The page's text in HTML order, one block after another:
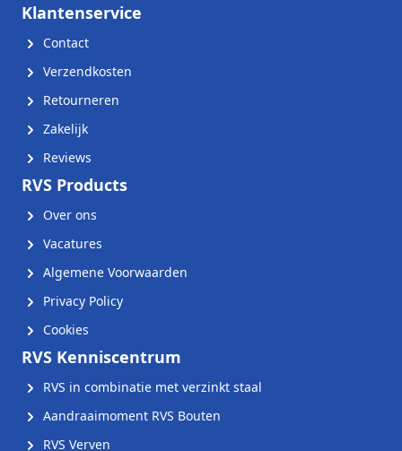
Klantenservice
Contact
Verzendkosten
Retourneren
Zakelijk
Reviews
RVS Products
Over ons
Vacatures
Algemene Voorwaarden
Privacy Policy
Cookies
RVS Kenniscentrum
RVS in combinatie met verzinkt staal
Aandraaimoment RVS Bouten
RVS Verven